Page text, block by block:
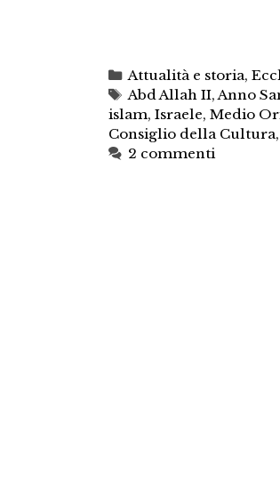
Categorie
Attualità e storia,
Tag
Abd Allah II,Anno
islam, Israele, Medio
Consiglio della Cultura,
2 commenti